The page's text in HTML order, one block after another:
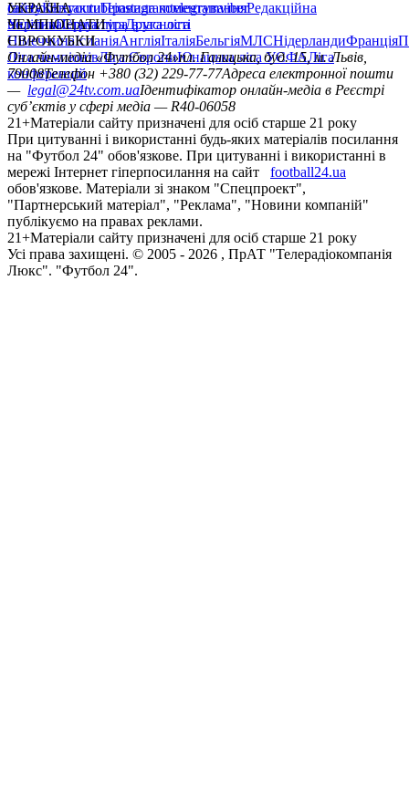
сайтуКонтактиПравила коментуванняРедакційна
політикаСтруктура власності
facebookxyoutubeinstagramtelegramviber
УКРАЇНА
УкраїнаПерша лігаДруга ліга
ЧЕМПІОНАТИ
НімеччинаІспаніяАнгліяІталіяБельгіяМЛСНідерландиФранція
ЄВРОКУБКИ
Ліга чемпіонівЛіга ЄвропиЮнацька ліга УЄФАЛіга
конференцій
Онлайн-медіа «Футбол 24»пл. Галицька, буд. 15, м. Львів,
79008Телефон +380 (32) 229-77-77Адреса електронної пошти
— legal@24tv.com.uaІдентифікатор онлайн-медіа в Реєстрі
суб’єктів у сфері медіа — R40-06058
21+Матеріали сайту призначені для осіб старше 21 року
При цитуванні і використанні будь-яких матеріалів посилання
на "Футбол 24" обов'язкове. При цитуванні і використанні в
мережі Інтернет гіперпосилання на сайт
football24.ua
обов'язкове. Матеріали зі знаком "Спецпроект",
"Партнерський матеріал", "Реклама", "Новини компаній"
публікуємо на правах реклами.
21+Матеріали сайту призначені для осіб старше 21 року
Усi права захищенi. © 2005 - 2026 , ПрАТ "Телерадіокомпанія
Люкс". "Футбол 24".